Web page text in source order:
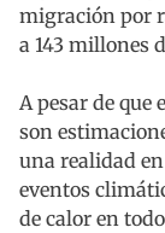
migración por
a 143 millones
A pesar de que
son
una realidad
eventos
de calor en